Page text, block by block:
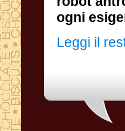
ogni
Leggi il